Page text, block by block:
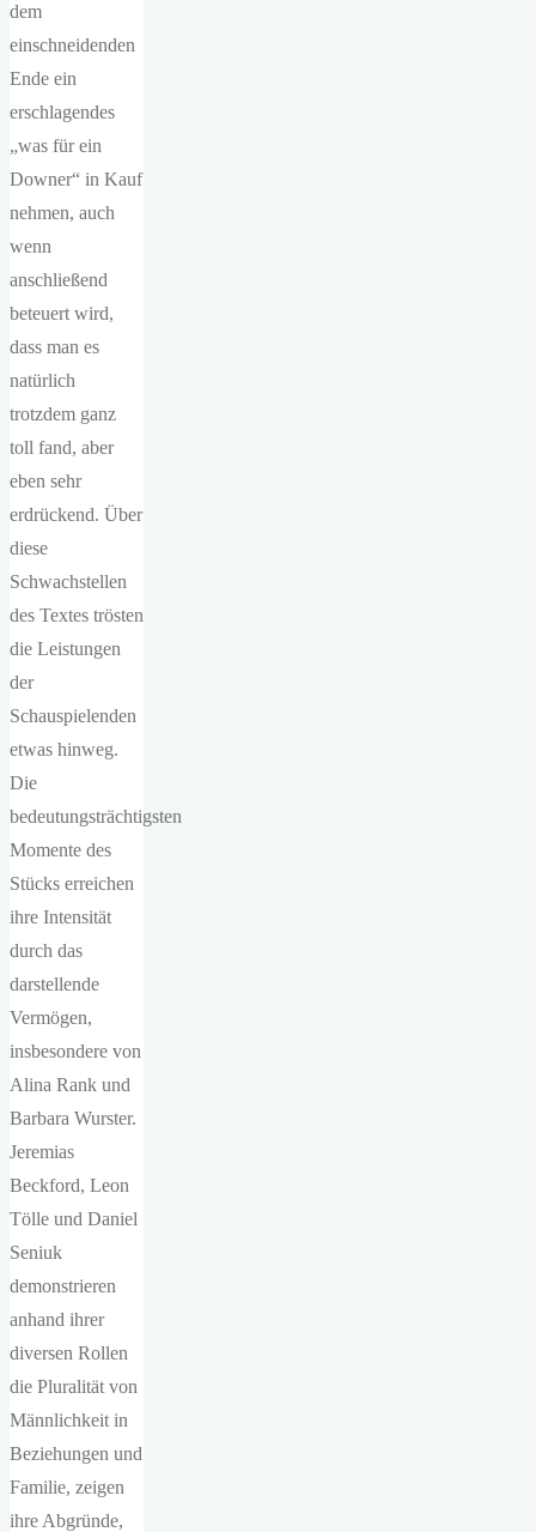
dem
einschneidenden
Ende ein
erschlagendes
„was für ein
Downer“ in Kauf
nehmen, auch
wenn
anschließend
beteuert wird,
dass man es
natürlich
trotzdem ganz
toll fand, aber
eben sehr
erdrückend. Über
diese
Schwachstellen
des Textes trösten
die Leistungen
der
Schauspielenden
etwas hinweg.
Die
bedeutungsträchtigsten
Momente des
Stücks erreichen
ihre Intensität
durch das
darstellende
Vermögen,
insbesondere von
Alina Rank und
Barbara Wurster.
Jeremias
Beckford, Leon
Tölle und Daniel
Seniuk
demonstrieren
anhand ihrer
diversen Rollen
die Pluralität von
Männlichkeit in
Beziehungen und
Familie, zeigen
ihre Abgründe,